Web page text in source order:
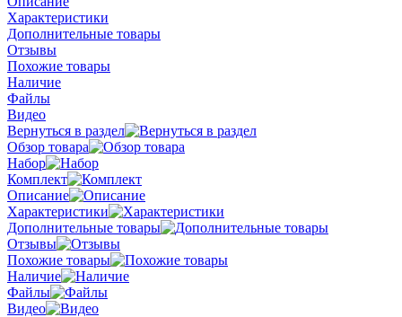
Характеристики
Дополнительные товары
Отзывы
Похожие товары
Наличие
Файлы
Видео
Вернуться в раздел
Обзор товара
Набор
Комплект
Описание
Характеристики
Дополнительные товары
Отзывы
Похожие товары
Наличие
Файлы
Видео